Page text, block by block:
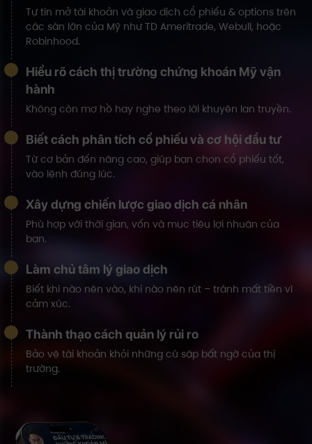
Tự tin mở tài khoản và giao dịch cổ phiếu & options trên
các sàn lớn của Mỹ như TD Ameritrade, Webull, hoặc
Robinhood.
Hiểu rõ cách thị trường chứng khoán Mỹ vận
hành
Không còn mơ hồ hay nghe theo lời khuyên lan truyền.
Biết cách phân tích cổ phiếu và cơ hội đầu tư
Từ cơ bản đến nâng cao, giúp bạn chọn cổ phiếu tốt,
vào lệnh đúng lúc.
Xây dựng chiến lược giao dịch cá nhân
Phù hợp với thời gian, vốn và mục tiêu lợi nhuận của
bạn.
Làm chủ tâm lý giao dịch
Biết khi nào nên vào, khi nào nên rút – tránh mất tiền vì
cảm xúc.
Thành thạo cách quản lý rủi ro
Bảo vệ tài khoản khỏi những cú sập bất ngờ của thị
trường.